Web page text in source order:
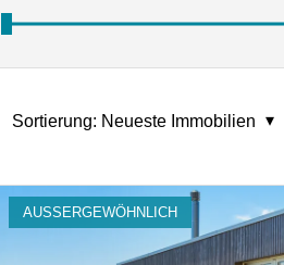
Sortierung: Neueste Immobilien
AUSSERGEWÖHNLICH